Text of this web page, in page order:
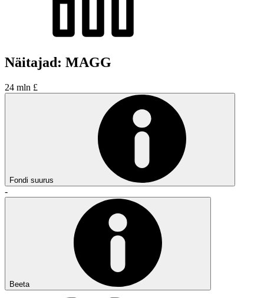
Näitajad: MAGG
24 mln £
Fondi suurus
-
Beeta